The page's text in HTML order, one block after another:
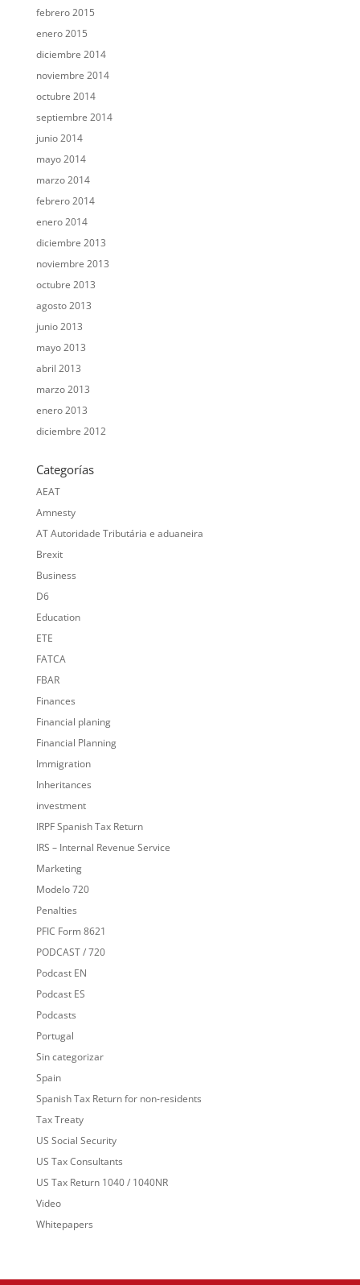
febrero 2015
enero 2015
diciembre 2014
noviembre 2014
octubre 2014
septiembre 2014
junio 2014
mayo 2014
marzo 2014
febrero 2014
enero 2014
diciembre 2013
noviembre 2013
octubre 2013
agosto 2013
junio 2013
mayo 2013
abril 2013
marzo 2013
enero 2013
diciembre 2012
Categorías
AEAT
Amnesty
AT Autoridade Tributária e aduaneira
Brexit
Business
D6
Education
ETE
FATCA
FBAR
Finances
Financial planing
Financial Planning
Immigration
Inheritances
investment
IRPF Spanish Tax Return
IRS – Internal Revenue Service
Marketing
Modelo 720
Penalties
PFIC Form 8621
PODCAST / 720
Podcast EN
Podcast ES
Podcasts
Portugal
Sin categorizar
Spain
Spanish Tax Return for non-residents
Tax Treaty
US Social Security
US Tax Consultants
US Tax Return 1040 / 1040NR
Video
Whitepapers